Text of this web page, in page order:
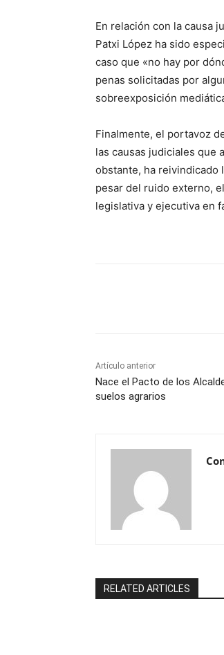
En relación con la causa
Patxi López ha sido
caso que «no hay por
penas solicitadas por
sobreexposición
Finalmente, el portavoz
las causas judiciales que
obstante, ha reivindicado
pesar del ruido externo,
legislativa y ejecutiva en
Artículo anterior
Nace el Pacto de los
suelos agrarios
RELATED ARTICLES